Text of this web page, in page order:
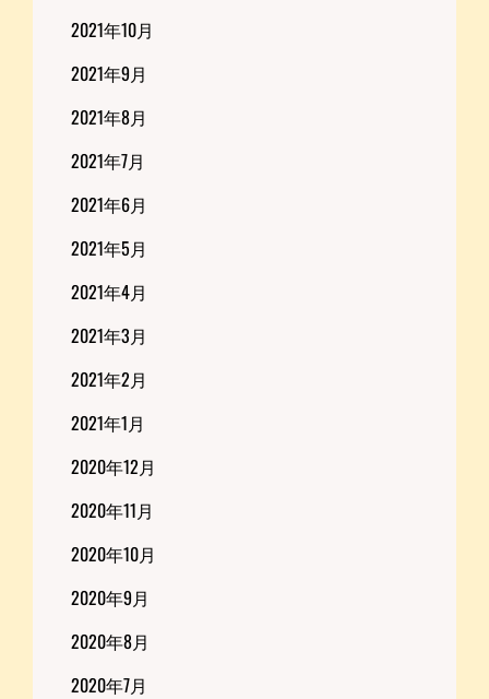
2021年10月
2021年9月
2021年8月
2021年7月
2021年6月
2021年5月
2021年4月
2021年3月
2021年2月
2021年1月
2020年12月
2020年11月
2020年10月
2020年9月
2020年8月
2020年7月